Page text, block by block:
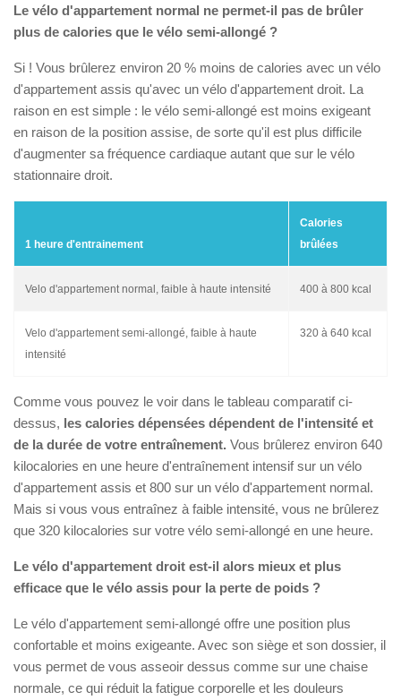
Le vélo d'appartement normal ne permet-il pas de brûler
plus de calories que le vélo semi-allongé ?
Si ! Vous brûlerez environ 20 % moins de calories avec un vélo
d'appartement assis qu'avec un vélo d'appartement droit. La
raison en est simple : le vélo semi-allongé est moins exigeant
en raison de la position assise, de sorte qu'il est plus difficile
d'augmenter sa fréquence cardiaque autant que sur le vélo
stationnaire droit.
1 heure d'entrainement
Calories
brûlées
Velo d'appartement normal, faible à haute intensité 400 à 800 kcal
Velo d'appartement semi-allongé, faible à haute
intensité
320 à 640 kcal
Comme vous pouvez le voir dans le tableau comparatif ci-
dessus, les calories dépensées dépendent de l'intensité et
de la durée de votre entraînement. Vous brûlerez environ 640
kilocalories en une heure d'entraînement intensif sur un vélo
d'appartement assis et 800 sur un vélo d'appartement normal.
Mais si vous vous entraînez à faible intensité, vous ne brûlerez
que 320 kilocalories sur votre vélo semi-allongé en une heure.
Le vélo d'appartement droit est-il alors mieux et plus
efficace que le vélo assis pour la perte de poids ?
Le vélo d'appartement semi-allongé offre une position plus
confortable et moins exigeante. Avec son siège et son dossier, il
vous permet de vous asseoir dessus comme sur une chaise
normale, ce qui réduit la fatigue corporelle et les douleurs